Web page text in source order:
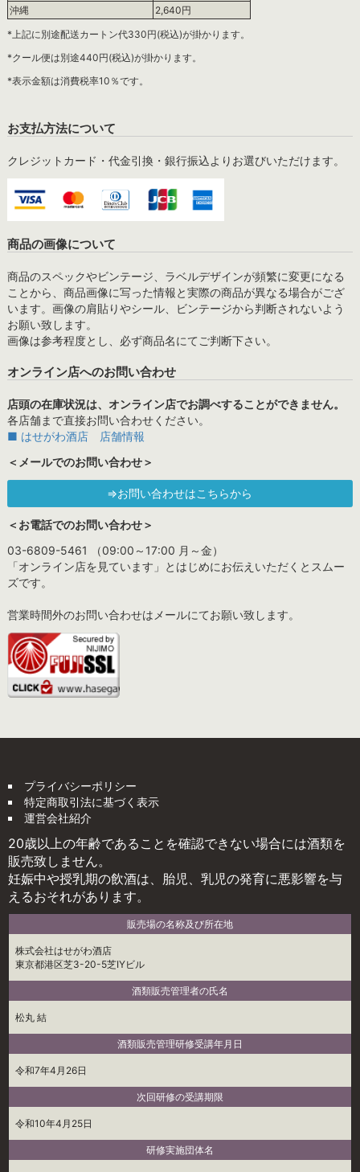
沖縄
2,640円
*上記に別途配送カートン代330円(税込)が掛かります。
*クール便は別途440円(税込)が掛かります。
*表示金額は消費税率10％です。
お支払方法について
クレジットカード・代金引換・銀行振込よりお選びいただけます。
商品の画像について
商品のスペックやビンテージ、ラベルデザインが頻繁に変更になる
ことから、商品画像に写った情報と実際の商品が異なる場合がござ
います。画像の肩貼りやシール、ビンテージから判断されないよう
お願い致します。
画像は参考程度とし、必ず商品名にてご判断下さい。
オンライン店へのお問い合わせ
店頭の在庫状況は、オンライン店でお調べすることができません。
各店舗まで直接お問い合わせください。
■ はせがわ酒店 店舗情報
＜メールでのお問い合わせ＞
⇒お問い合わせはこちらから
＜お電話でのお問い合わせ＞
03-6809-5461 （09:00～17:00 月～金）
「オンライン店を見ています」とはじめにお伝えいただくとスムー
ズです。
営業時間外のお問い合わせはメールにてお願い致します。
プライバシーポリシー
特定商取引法に基づく表示
運営会社紹介
20歳以上の年齢であることを確認できない場合には酒類を
販売致しません。
妊娠中や授乳期の飲酒は、胎児、乳児の発育に悪影響を与
えるおそれがあります。
販売場の名称及び所在地
株式会社はせがわ酒店
東京都港区芝3-20-5芝IYビル
酒類販売管理者の氏名
松丸 結
酒類販売管理研修受講年月日
令和7年4月26日
次回研修の受講期限
令和10年4月25日
研修実施団体名